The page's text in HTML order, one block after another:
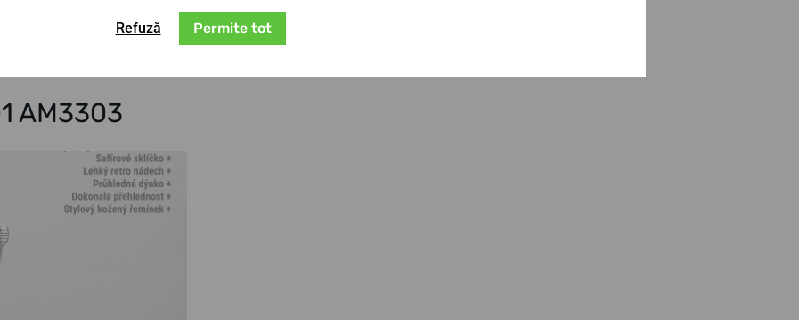
Eleganța acestui ceas este subliniată de
AM3303
Refuză Permite tot